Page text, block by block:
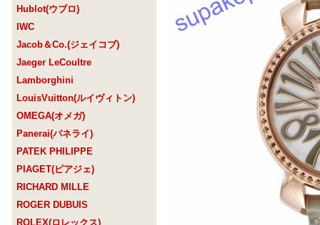
Hublot(ウブロ)
IWC
Jacob＆Co.(ジェイコブ)
Jaeger LeCoultre
Lamborghini
LouisVuitton(ルイヴィトン)
OMEGA(オメガ)
Panerai(パネライ)
PATEK PHILIPPE
PIAGET(ピアジェ)
RICHARD MILLE
ROGER DUBUIS
ROLEX(ロレックス)